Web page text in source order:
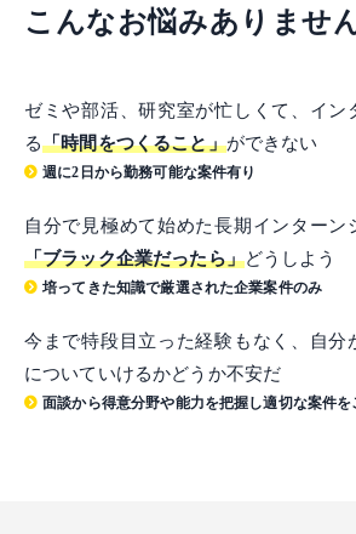
こんなお悩みありませ
ゼミや部活、研究室が忙しくて、イン
る「時間をつくること」ができない
週に2日から勤務可能な案件有り
自分で見極めて始めた長期インターン
「ブラック企業だったら」どうしよう
培ってきた知識で厳選された企業案件のみ
今まで特段目立った経験もなく、自分
についていけるかどうか不安だ
面談から得意分野や能力を把握し適切な案件を